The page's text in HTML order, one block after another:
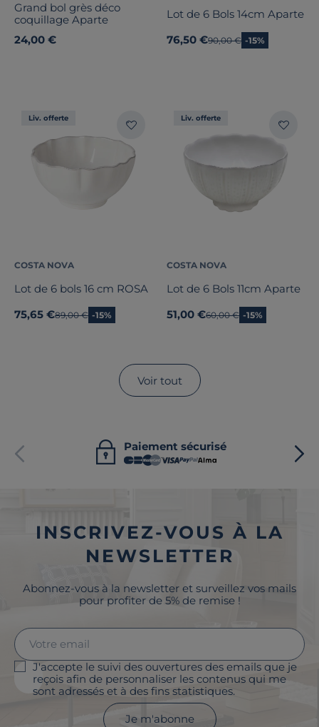
Grand bol grès déco
coquillage Aparte
24,00 €
Lot de 6 Bols 14cm Aparte
76,50 €Ancien prix
90,00 € -15%
Liv. offerte
COSTA NOVA
Lot de 6 bols 16 cm ROSA
75,65 €Ancien prix
89,00 € -15%
Liv. offerte
COSTA NOVA
Lot de 6 Bols 11cm Aparte
51,00 €Ancien prix
60,00 € -15%
Voir tout
Paiement sécurisé
INSCRIVEZ-VOUS À LA
NEWSLETTER
Abonnez-vous à la newsletter et surveillez vos mails
pour profiter de 5% de remise !
J'accepte le suivi des ouvertures des emails que je
reçois afin de personnaliser les contenus qui me
sont adressés et à des fins statistiques.
Je m'abonne